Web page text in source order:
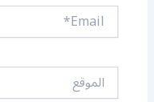
Email*
الموقع